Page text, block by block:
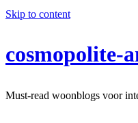
Skip to content
cosmopolite-
Must-read woonblogs voor